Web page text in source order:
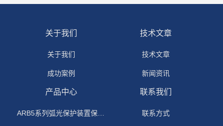
关于我们
关于我们
成功案例
技术文章
技术文章
新闻资讯
产品中心
ARB5系列弧光保护装置保护功能原理
联系我们
联系方式